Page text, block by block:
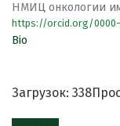
НМИЦ онкологии
https://orcid.org/0000-
Bio
Загрузок: 338